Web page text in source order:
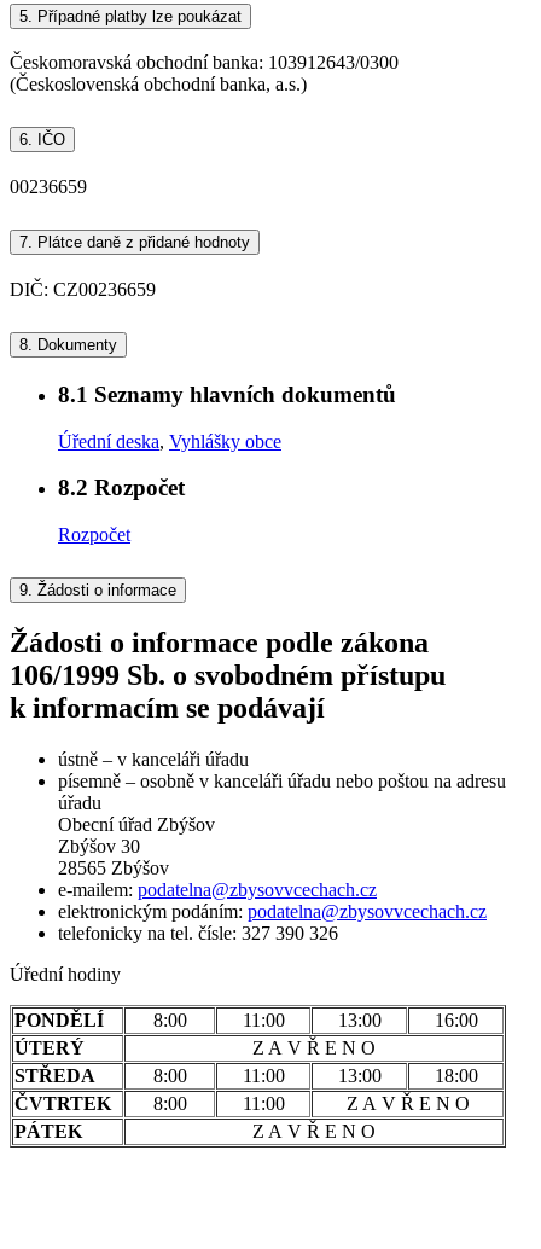
5. Případné platby lze poukázat
Českomoravská obchodní banka: 103912643/0300
(Československá obchodní banka, a.s.)
6. IČO
00236659
7. Plátce daně z přidané hodnoty
DIČ: CZ00236659
8. Dokumenty
8.1 Seznamy hlavních dokumentů
Úřední deska, Vyhlášky obce
8.2 Rozpočet
Rozpočet
9. Žádosti o informace
Žádosti o informace podle zákona
106/1999 Sb. o svobodném přístupu
k informacím se podávají
ústně – v kanceláři úřadu
písemně – osobně v kanceláři úřadu nebo poštou na adresu
úřadu
Obecní úřad Zbýšov
Zbýšov 30
28565 Zbýšov
e-mailem: podatelna@zbysovvcechach.cz
elektronickým podáním: podatelna@zbysovvcechach.cz
telefonicky na tel. čísle: 327 390 326
Úřední hodiny
PONDĚLÍ 8:00 11:00 13:00
16:00
ÚTERÝ
Z A V Ř E N O
STŘEDA
8:00 11:00 13:00
18:00
ČVTRTEK
8:00 11:00
Z A V Ř E N O
PÁTEK
Z A V Ř E N O